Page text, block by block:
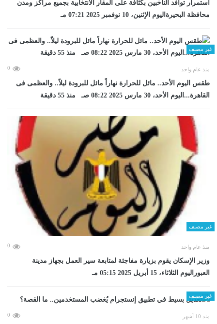
استمرار توافد الناخبين بكثافة على المقار الانتخابية بجميع مراكز ومدن
محافظة البحيرةاليوم الإثنين، 10 نوفمبر 2025 07:21 مـ
غير مصنف
منذ عام واحد 0
طقس اليوم الأحد.. مائل للحرارة نهاراً مائل للبرودة ليلاً.. والعظمى فى
القاهرة...اليوم الأحد، 30 مارس 2025 08:22 صـ منذ 55 دقيقة
غير مصنف
منذ عام واحد 0
وزير الإسكان يقوم بزيارة مفاجئة لمتابعة سير العمل بجهاز مدينة
العبوراليوم الثلاثاء، 15 أبريل 2025 05:15 مـ
غير مصنف
منذ 10 أشهر 0